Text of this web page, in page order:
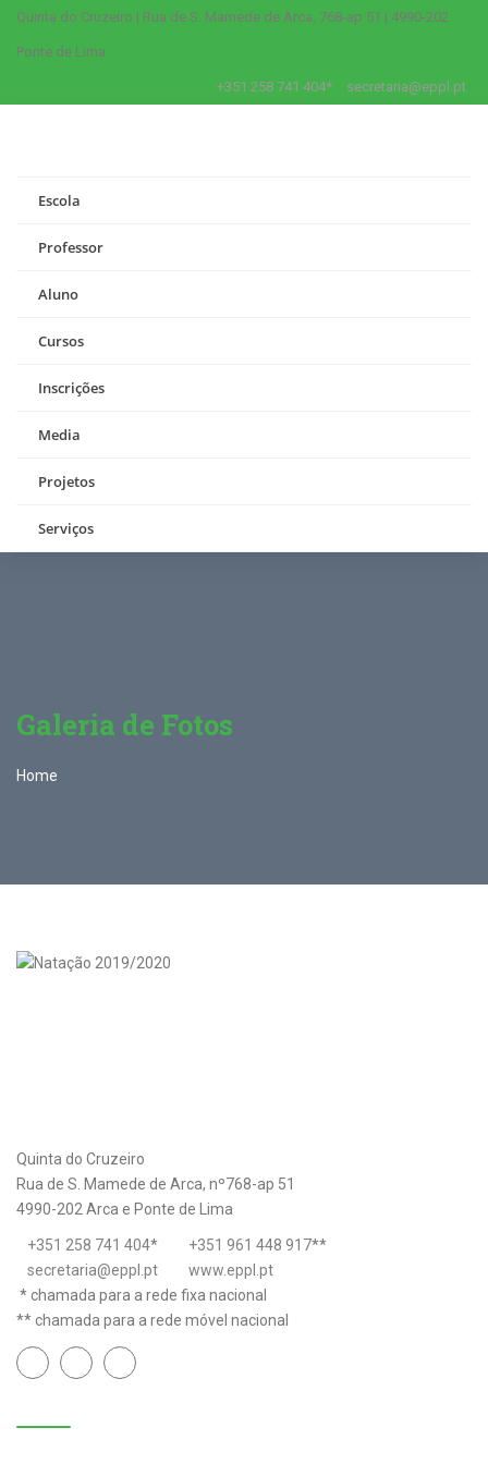
Quinta do Cruzeiro | Rua de S. Mamede de Arca, 768-ap 51 | 4990-202
Ponte de Lima
+351 258 741 404* secretaria@eppl.pt
Escola
Professor
Aluno
Cursos
Inscrições
Media
Projetos
Serviços
Galeria de Fotos
Home
Quinta do Cruzeiro
Rua de S. Mamede de Arca, nº768-ap 51
4990-202 Arca e Ponte de Lima
+351 258 741 404* +351 961 448 917**
secretaria@eppl.pt
www.eppl.pt
* chamada para a rede fixa nacional
** chamada para a rede móvel nacional